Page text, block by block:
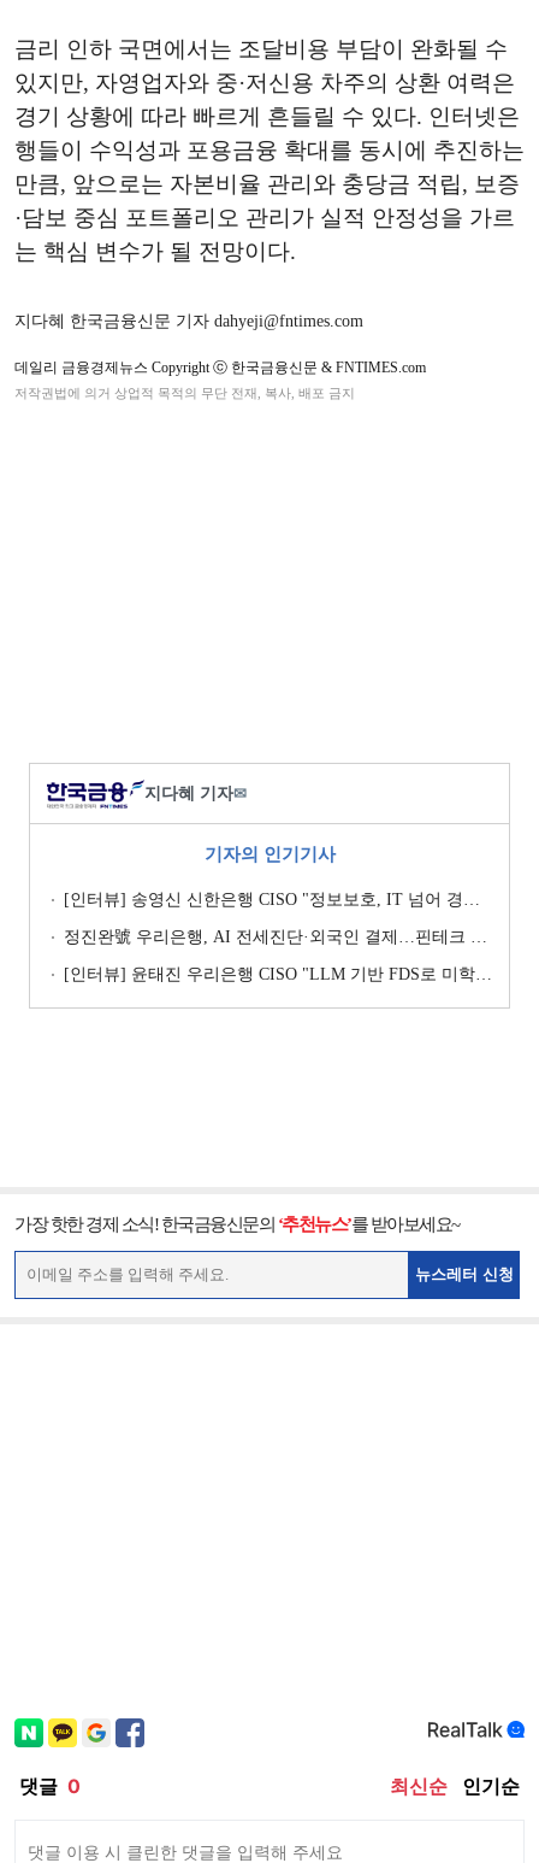
금리 인하 국면에서는 조달비용 부담이 완화될 수
있지만, 자영업자와 중·저신용 차주의 상환 여력은
경기 상황에 따라 빠르게 흔들릴 수 있다. 인터넷은
행들이 수익성과 포용금융 확대를 동시에 추진하는
만큼, 앞으로는 자본비율 관리와 충당금 적립, 보증
·담보 중심 포트폴리오 관리가 실적 안정성을 가르
는 핵심 변수가 될 전망이다.
지다혜 한국금융신문 기자 dahyeji@fntimes.com
데일리 금융경제뉴스 Copyright ⓒ 한국금융신문 & FNTIMES.com
저작권법에 의거 상업적 목적의 무단 전재, 복사, 배포 금지
지다혜 기자✉
기자의 인기기사
[인터뷰] 송영신 신한은행 CISO "정보보호, IT 넘어 경영 리스크로 관리" [2026 은행권 보안 전략 ③]
정진완號 우리은행, AI 전세진단·외국인 결제…핀테크 협업 강화
[인터뷰] 윤태진 우리은행 CISO "LLM 기반 FDS로 미학습 이상거래 탐지" [2026 은행권 보안 전략 ⑤]
가장 핫한 경제 소식! 한국금융신문의 ‘추천뉴스’를 받아보세요~
뉴스레터 신청